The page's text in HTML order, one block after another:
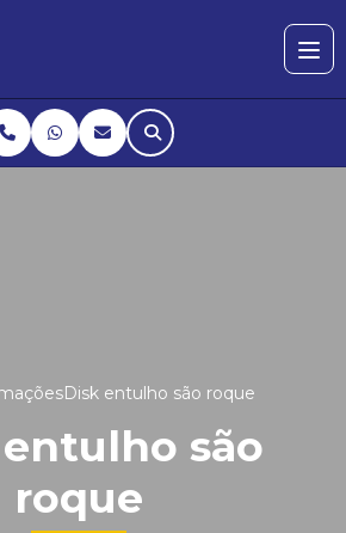
Disk entulho são roque
são
roque